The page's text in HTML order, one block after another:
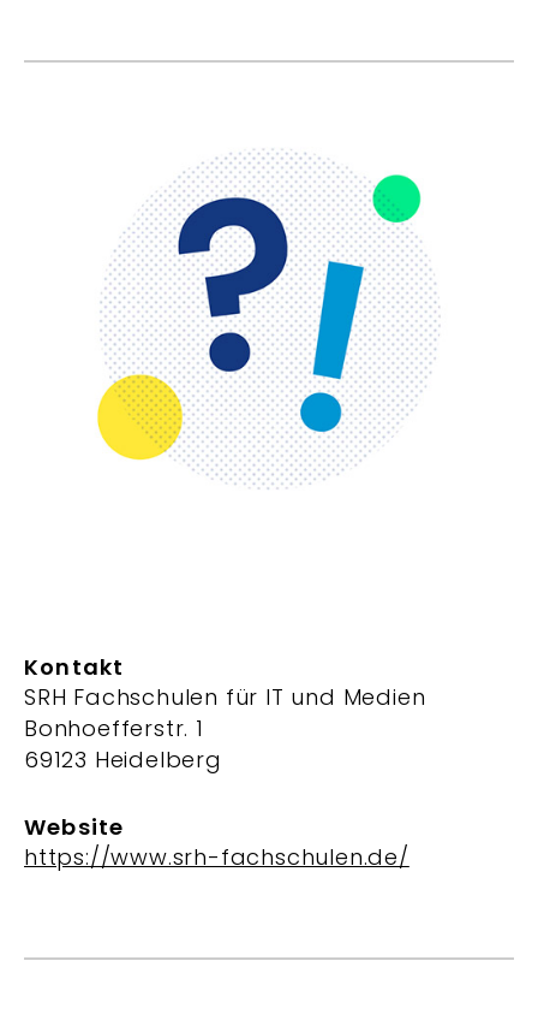
Kontakt
SRH Fachschulen für IT und Medien
Bonhoefferstr. 1
69123 Heidelberg
Website
https://www.srh-fachschulen.de/